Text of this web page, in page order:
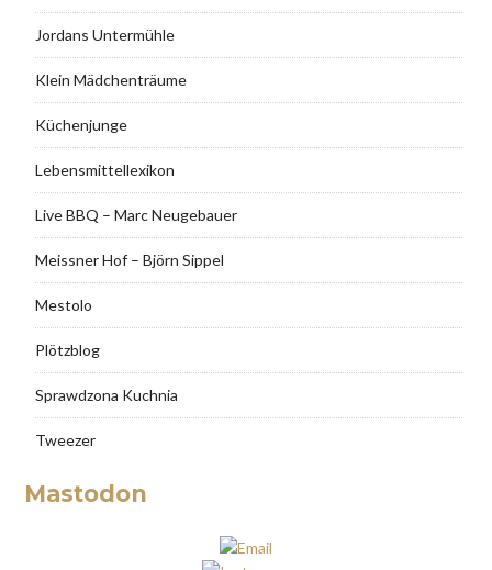
Jordans Untermühle
Klein Mädchenträume
Küchenjunge
Lebensmittellexikon
Live BBQ – Marc Neugebauer
Meissner Hof – Björn Sippel
Mestolo
Plötzblog
Sprawdzona Kuchnia
Tweezer
Mastodon